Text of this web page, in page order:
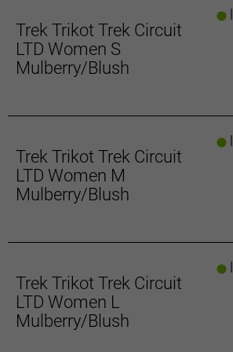
Produkte enthalten recycelte
- Materialtyp: Strick
- Fasergehalt: 44 % recyceltes
Wegastraße 8 C
Trek Trikot Trek Circuit
LTD Women S
Mulberry/Blush
Trek Trikot Trek Circuit
LTD Women M
Mulberry/Blush
Trek Trikot Trek Circuit
LTD Women L
Mulberry/Blush